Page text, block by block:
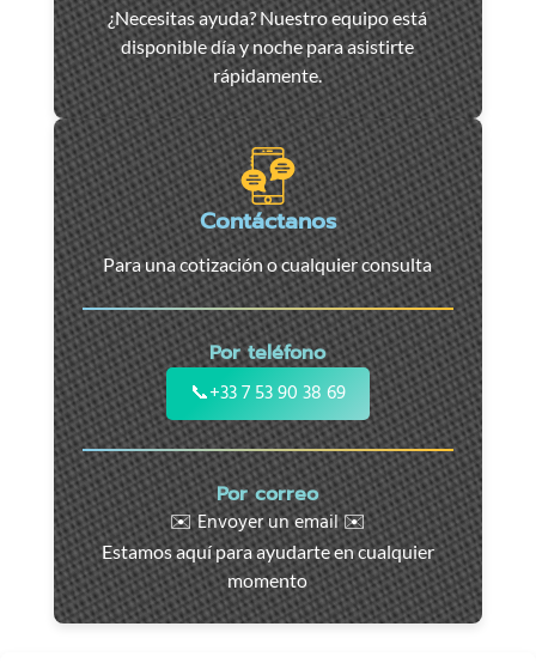
Asistencia
y
remolque
de
coches
en
Marsella
-
Servicio
24/7
para
coches,
motos
y
vehículos
utilitarios.
Intervención
rápida
en
toda
la
región
¿Necesitas ayuda? Nuestro equipo está
disponible día y noche para asistirte
rápidamente.
Contáctanos
Para una cotización o cualquier consulta
Por teléfono
📞+33 7 53 90 38 69
Por correo
✉️ Envoyer un email ✉️
Estamos aquí para ayudarte en cualquier
momento